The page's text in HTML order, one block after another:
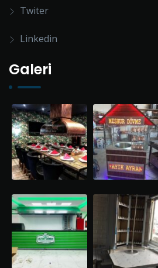
Twiter
Linkedin
Galeri